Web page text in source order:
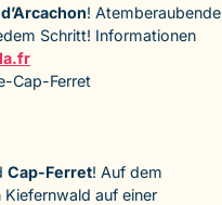
d’Arcachon! Atemberaubende
Schritt! Informationen
Cap-Ferret
Cap-Ferret! Auf dem
Kiefernwald auf einer